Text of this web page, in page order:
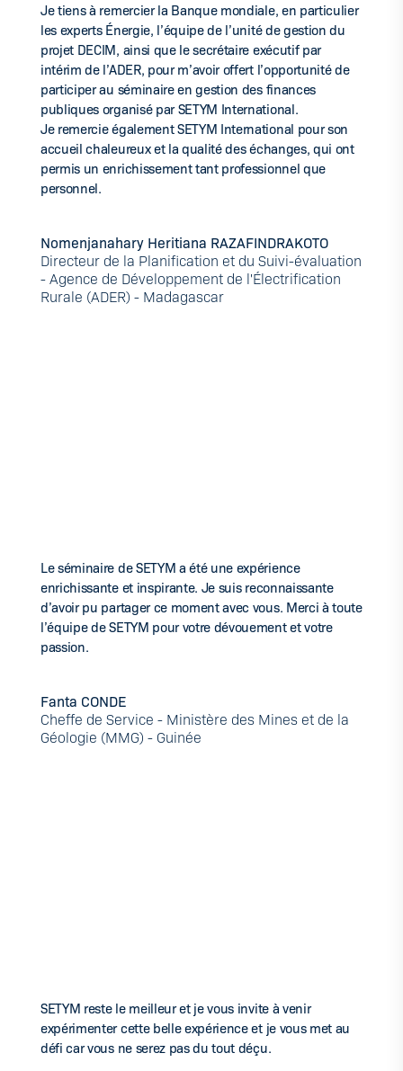
Je tiens à remercier la Banque mondiale, en particulier
les experts Énergie, l’équipe de l’unité de gestion du
projet DECIM, ainsi que le secrétaire exécutif par
intérim de l’ADER, pour m’avoir offert l’opportunité de
participer au séminaire en gestion des finances
publiques organisé par SETYM International.
Je remercie également SETYM International pour son
accueil chaleureux et la qualité des échanges, qui ont
permis un enrichissement tant professionnel que
personnel.
Nomenjanahary Heritiana RAZAFINDRAKOTO
Directeur de la Planification et du Suivi-évaluation
- Agence de Développement de l'Électrification
Rurale (ADER) - Madagascar
Le séminaire de SETYM a été une expérience
enrichissante et inspirante. Je suis reconnaissante
d’avoir pu partager ce moment avec vous. Merci à toute
l’équipe de SETYM pour votre dévouement et votre
passion.
Fanta CONDE
Cheffe de Service - Ministère des Mines et de la
Géologie (MMG) - Guinée
SETYM reste le meilleur et je vous invite à venir
expérimenter cette belle expérience et je vous met au
défi car vous ne serez pas du tout déçu.